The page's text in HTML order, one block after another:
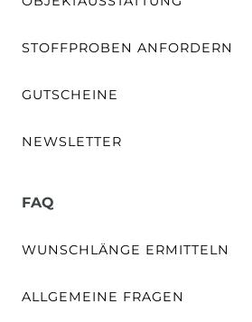
STOFFPROBEN ANFORDERN
GUTSCHEINE
NEWSLETTER
FAQ
WUNSCHLÄNGE ERMITTELN
ALLGEMEINE FRAGEN